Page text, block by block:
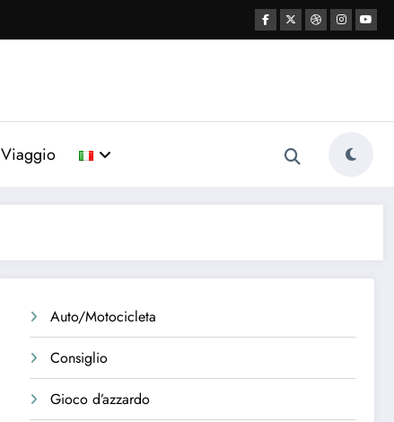
Viaggio
Auto/Motocicleta
Consiglio
Gioco d’azzardo